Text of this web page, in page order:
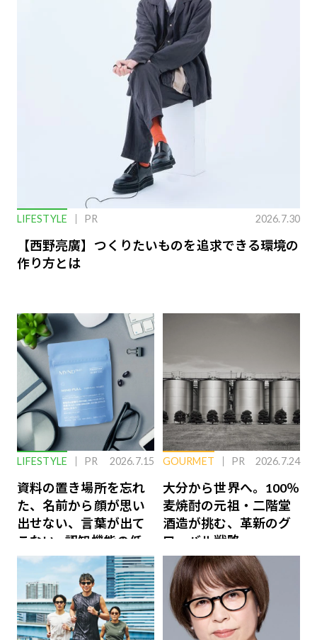
LIFESTYLE PR 2026.7.30
【西野亮廣】つくりたいものを追求できる環境の
作り方とは
LIFESTYLE PR 2026.7.15
資料の置き場所を忘れ
た、名前から顔が思い
出せない、言葉が出て
こない…認知機能の低
下を救う、脳のインナ
ーケアとは
GOURMET PR 2026.7.24
大分から世界へ。100％
麦焼酎の元祖・二階堂
酒造が挑む、革新のグ
ローバル戦略